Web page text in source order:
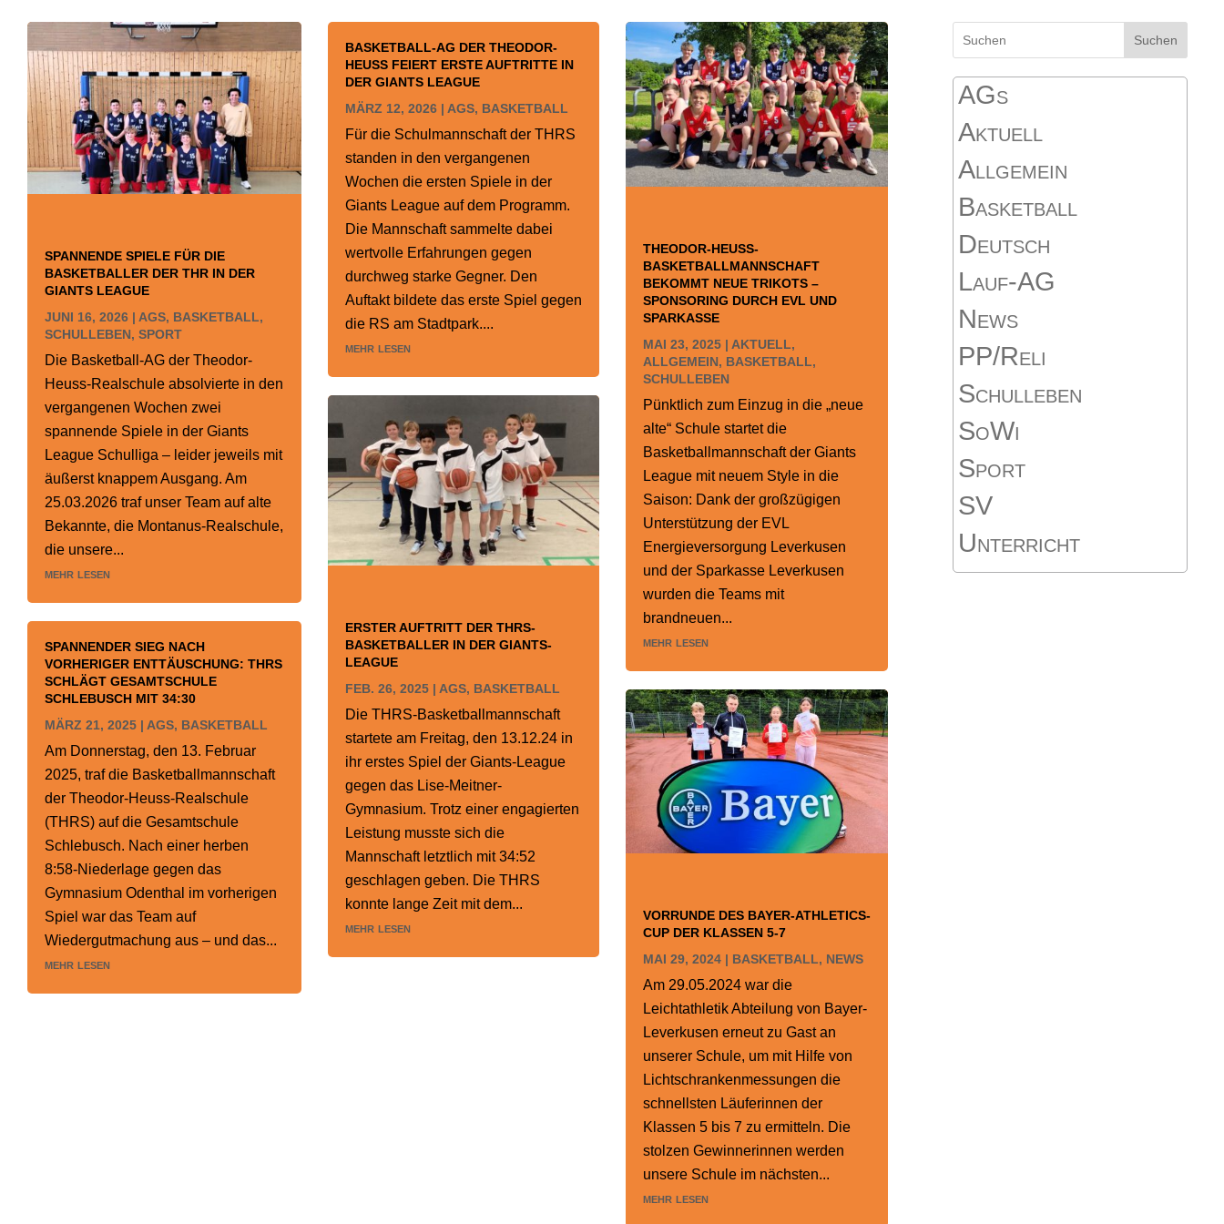
SPANNENDE SPIELE FÜR DIE
BASKETBALLER DER THR IN DER
GIANTS LEAGUE
JUNI 16, 2026 | AGS, BASKETBALL,
SCHULLEBEN, SPORT
Die Basketball-AG der Theodor-
Heuss-Realschule absolvierte in den
vergangenen Wochen zwei
spannende Spiele in der Giants
League Schulliga – leider jeweils mit
äußerst knappem Ausgang. Am
25.03.2026 traf unser Team auf alte
Bekannte, die Montanus-Realschule,
die unsere...
mehr lesen
SPANNENDER SIEG NACH
VORHERIGER ENTTÄUSCHUNG: THRS
SCHLÄGT GESAMTSCHULE
SCHLEBUSCH MIT 34:30
MÄRZ 21, 2025 | AGS, BASKETBALL
Am Donnerstag, den 13. Februar
2025, traf die Basketballmannschaft
der Theodor-Heuss-Realschule
(THRS) auf die Gesamtschule
Schlebusch. Nach einer herben
8:58-Niederlage gegen das
Gymnasium Odenthal im vorherigen
Spiel war das Team auf
Wiedergutmachung aus – und das...
mehr lesen
BASKETBALL-AG DER THEODOR-
HEUSS FEIERT ERSTE AUFTRITTE IN
DER GIANTS LEAGUE
MÄRZ 12, 2026| AGS, BASKETBALL
Für die Schulmannschaft der THRS
standen in den vergangenen
Wochen die ersten Spiele in der
Giants League auf dem Programm.
Die Mannschaft sammelte dabei
wertvolle Erfahrungen gegen
durchweg starke Gegner. Den
Auftakt bildete das erste Spiel gegen
die RS am Stadtpark....
mehr lesen
ERSTER AUFTRITT DER THRS-
BASKETBALLER IN DER GIANTS-
LEAGUE
FEB. 26, 2025| AGS, BASKETBALL
Die THRS-Basketballmannschaft
startete am Freitag, den 13.12.24 in
ihr erstes Spiel der Giants-League
gegen das Lise-Meitner-
Gymnasium. Trotz einer engagierten
Leistung musste sich die
Mannschaft letztlich mit 34:52
geschlagen geben. Die THRS
konnte lange Zeit mit dem...
mehr lesen
THEODOR-HEUSS-
BASKETBALLMANNSCHAFT
BEKOMMT NEUE TRIKOTS –
SPONSORING DURCH EVL UND
SPARKASSE
MAI 23, 2025| AKTUELL,
ALLGEMEIN, BASKETBALL,
SCHULLEBEN
Pünktlich zum Einzug in die „neue
alte“ Schule startet die
Basketballmannschaft der Giants
League mit neuem Style in die
Saison: Dank der großzügigen
Unterstützung der EVL
Energieversorgung Leverkusen
und der Sparkasse Leverkusen
wurden die Teams mit
brandneuen...
mehr lesen
VORRUNDE DES BAYER-ATHLETICS-
CUP DER KLASSEN 5-7
MAI 29, 2024| BASKETBALL, NEWS
Am 29.05.2024 war die
Leichtathletik Abteilung von Bayer-
Leverkusen erneut zu Gast an
unserer Schule, um mit Hilfe von
Lichtschrankenmessungen die
schnellsten Läuferinnen der
Klassen 5 bis 7 zu ermitteln. Die
stolzen Gewinnerinnen werden
unsere Schule im nächsten...
mehr lesen
Suchen
AGs
Aktuell
Allgemein
Basketball
Deutsch
Lauf-AG
News
PP/Reli
Schulleben
SoWi
Sport
SV
Unterricht